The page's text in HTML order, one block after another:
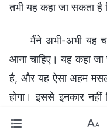
तभी यह कहा जा सकता है
मैंने अभी-अभी यह
आना चाहिए। यह कहा
है, और यह ऐसा अहम
होगा। इससे इनकार
और विषय पर संगति